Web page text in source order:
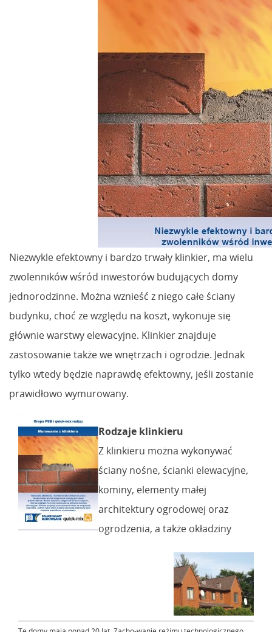
Niezwykle efektowny i bardzo trwały klinkier, ma wielu
zwolenników wśród inwestorów budujących domy
jednorodzinne. Można wznieść z niego całe ściany
budynku, choć ze względu na koszt, wykonuje się
głównie warstwy elewacyjne. Klinkier znajduje
zastosowanie także we wnętrzach i ogrodzie. Jednak
tylko wtedy będzie naprawdę efektowny, jeśli zostanie
prawidłowo wymurowany.
Rodzaje klinkieru
Z klinkieru można wykonywać
ściany nośne, ścianki elewacyjne,
kominy, elementy małej
architektury ogrodowej oraz
ogrodzenia, a także okładziny